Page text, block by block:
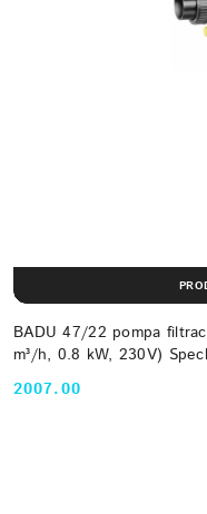
BADU 47/22 pompa
m³/h, 0.8 kW, 230V)
Cena:
2007.00